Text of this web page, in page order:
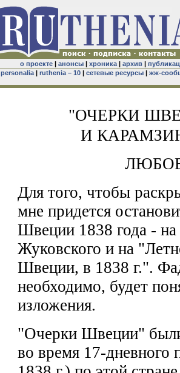
о проекте| анонсы| хроника| архив|
personalia| ruthenia – 10| сетевые ресурсы| жж-
"ОЧЕРКИ
И
Для того, чтобы
мне придется
Швеции 1838 года -
Жуковского и на
Швеции, в 1838 г.".
необходимо, будет
изложения.
"Очерки Швеции"
во время 17-дневного